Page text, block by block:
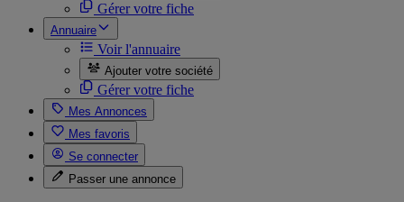
Gérer votre fiche
Annuaire
Voir l'annuaire
Ajouter votre société
Gérer votre fiche
Mes Annonces
Mes favoris
Se connecter
Passer une annonce